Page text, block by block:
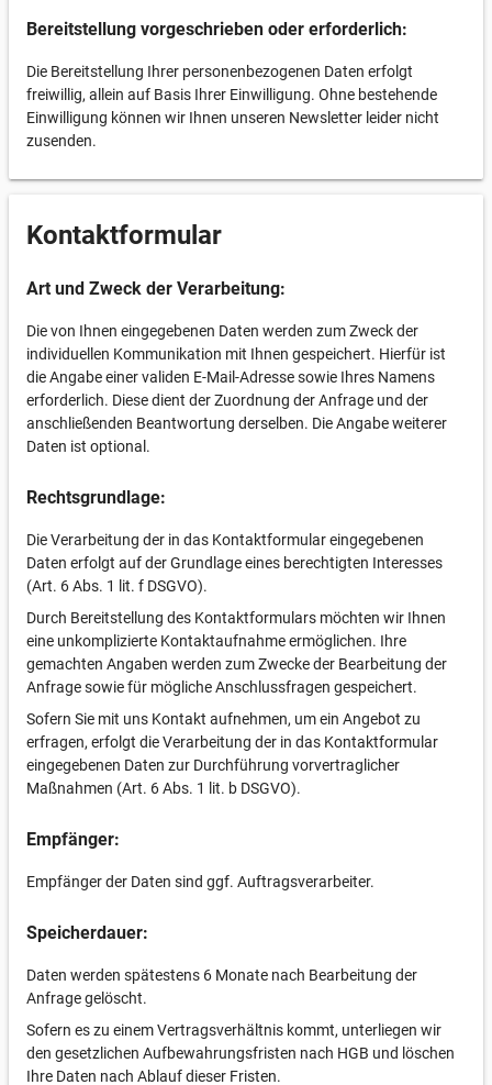
Bereitstellung vorgeschrieben oder erforderlich:
Die Bereitstellung Ihrer personenbezogenen Daten erfolgt
freiwillig, allein auf Basis Ihrer Einwilligung. Ohne bestehende
Einwilligung können wir Ihnen unseren Newsletter leider nicht
zusenden.
Kontaktformular
Art und Zweck der Verarbeitung:
Die von Ihnen eingegebenen Daten werden zum Zweck der
individuellen Kommunikation mit Ihnen gespeichert. Hierfür ist
die Angabe einer validen E-Mail-Adresse sowie Ihres Namens
erforderlich. Diese dient der Zuordnung der Anfrage und der
anschließenden Beantwortung derselben. Die Angabe weiterer
Daten ist optional.
Rechtsgrundlage:
Die Verarbeitung der in das Kontaktformular eingegebenen
Daten erfolgt auf der Grundlage eines berechtigten Interesses
(Art. 6 Abs. 1 lit. f DSGVO).
Durch Bereitstellung des Kontaktformulars möchten wir Ihnen
eine unkomplizierte Kontaktaufnahme ermöglichen. Ihre
gemachten Angaben werden zum Zwecke der Bearbeitung der
Anfrage sowie für mögliche Anschlussfragen gespeichert.
Sofern Sie mit uns Kontakt aufnehmen, um ein Angebot zu
erfragen, erfolgt die Verarbeitung der in das Kontaktformular
eingegebenen Daten zur Durchführung vorvertraglicher
Maßnahmen (Art. 6 Abs. 1 lit. b DSGVO).
Empfänger:
Empfänger der Daten sind ggf. Auftragsverarbeiter.
Speicherdauer:
Daten werden spätestens 6 Monate nach Bearbeitung der
Anfrage gelöscht.
Sofern es zu einem Vertragsverhältnis kommt, unterliegen wir
den gesetzlichen Aufbewahrungsfristen nach HGB und löschen
Ihre Daten nach Ablauf dieser Fristen.